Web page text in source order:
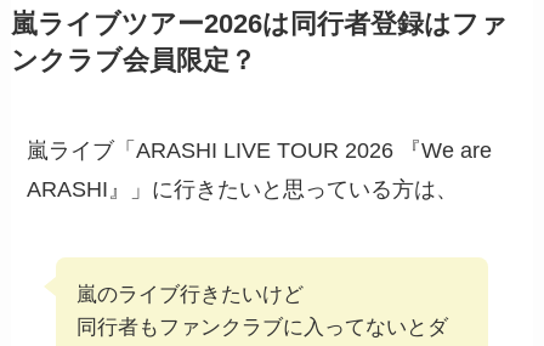
嵐ライブツアー2026は同行者登録はファ
ンクラブ会員限定？
嵐ライブ「ARASHI LIVE TOUR 2026 『We are
ARASHI』」に行きたいと思っている方は、
嵐のライブ行きたいけど
同行者もファンクラブに入ってないとダ